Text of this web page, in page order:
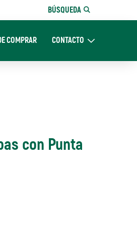
BÚSQUEDA
COMPRAR CONTACTOExpand CONTACTO
con Punta